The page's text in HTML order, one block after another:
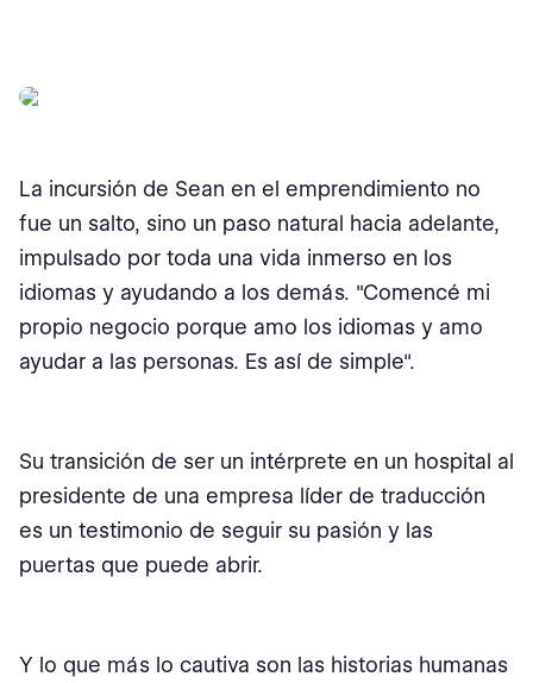
La incursión de Sean en el emprendimiento no
fue un salto, sino un paso natural hacia adelante,
impulsado por toda una vida inmerso en los
idiomas y ayudando a los demás. "Comencé mi
propio negocio porque amo los idiomas y amo
ayudar a las personas. Es así de simple".
Su transición de ser un intérprete en un hospital al
presidente de una empresa líder de traducción
es un testimonio de seguir su pasión y las
puertas que puede abrir.
Y lo que más lo cautiva son las historias humanas